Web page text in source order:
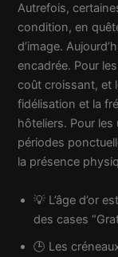
Autrefois,
condition, en
d’image.
encadrée. Pour
coût croissant, et
fidélisation et la
hôteliers. Pour
périodes
la présence
💡 L’âge d’or
des cases
🕒 Les